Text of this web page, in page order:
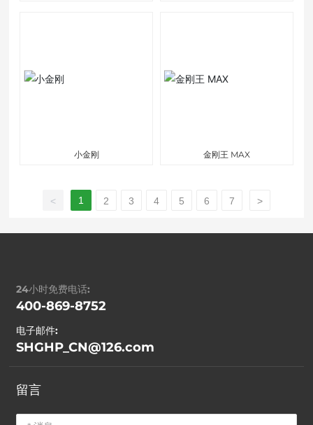
小金刚 金刚王 MAX
< 1 2 3 4 5 6 7 >
24小时免费电话:
400-869-8752
电子邮件:
SHGHP_CN@126.com
留言